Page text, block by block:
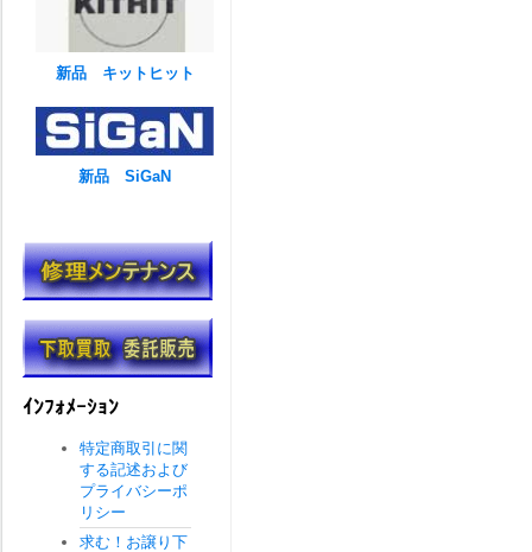
新品 キットヒット
新品 SiGaN
ｲﾝﾌｫﾒｰｼｮﾝ
特定商取引に関
する記述および
プライバシーポ
リシー
求む！お譲り下